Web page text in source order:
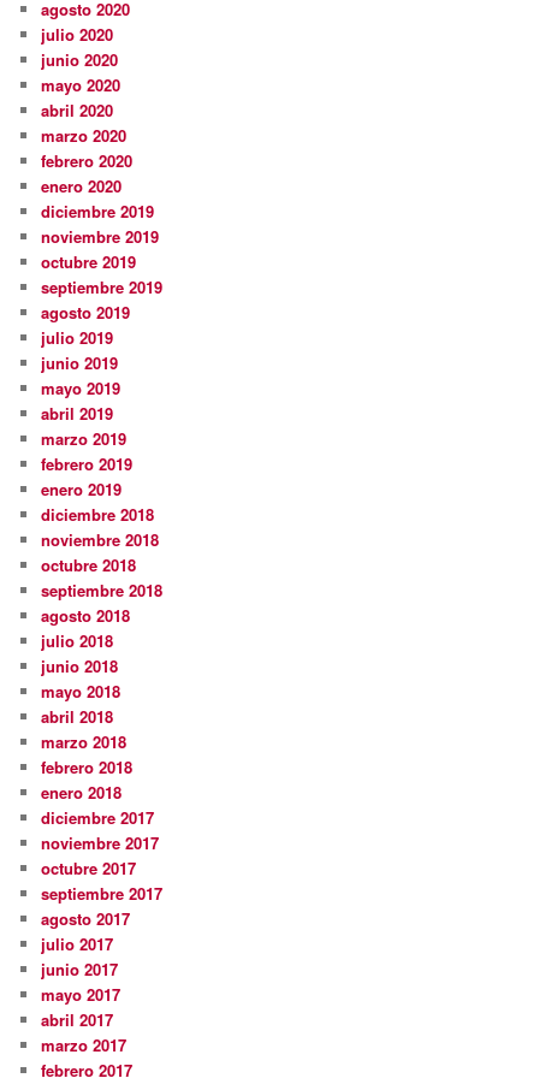
agosto 2020
julio 2020
junio 2020
mayo 2020
abril 2020
marzo 2020
febrero 2020
enero 2020
diciembre 2019
noviembre 2019
octubre 2019
septiembre 2019
agosto 2019
julio 2019
junio 2019
mayo 2019
abril 2019
marzo 2019
febrero 2019
enero 2019
diciembre 2018
noviembre 2018
octubre 2018
septiembre 2018
agosto 2018
julio 2018
junio 2018
mayo 2018
abril 2018
marzo 2018
febrero 2018
enero 2018
diciembre 2017
noviembre 2017
octubre 2017
septiembre 2017
agosto 2017
julio 2017
junio 2017
mayo 2017
abril 2017
marzo 2017
febrero 2017